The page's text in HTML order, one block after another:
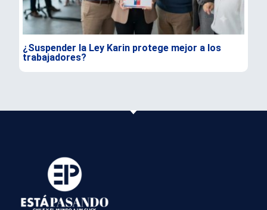
¿Suspender la Ley Karin protege mejor a los
trabajadores?